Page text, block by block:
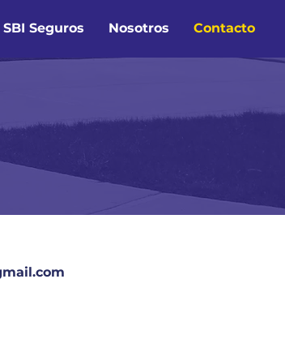
SBI Seguros Nosotros Contacto